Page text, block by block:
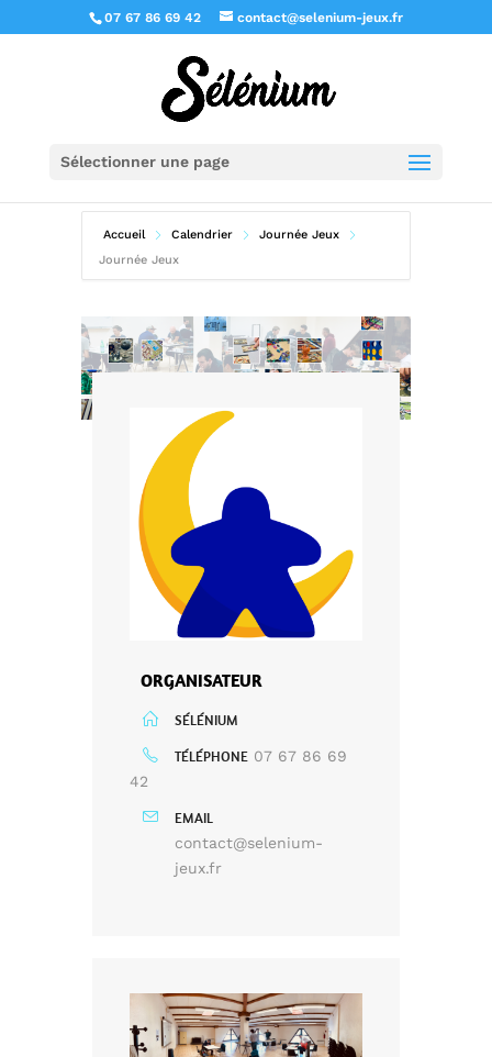
07 67 86 69 42 contact@selenium-jeux.fr
Sélectionner une page
Accueil Calendrier
Journée Jeux
Journée Jeux
ORGANISATEUR
SÉLÉNIUM
TÉLÉPHONE 07 67 86 69
42
EMAIL
contact@selenium-
jeux.fr